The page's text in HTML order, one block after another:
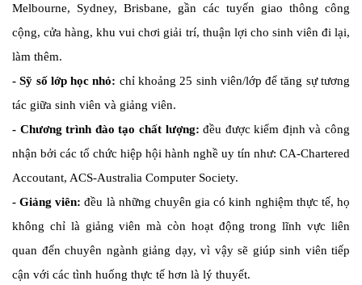
Melbourne, Sydney, Brisbane, gần các tuyến giao thông công
cộng, cửa hàng, khu vui chơi giải trí, thuận lợi cho sinh viên đi lại,
làm thêm.
- Sỹ số lớp học nhỏ: chỉ khoảng 25 sinh viên/lớp để tăng sự tương
tác giữa sinh viên và giảng viên.
- Chương trình đào tạo chất lượng: đều được kiểm định và công
nhận bởi các tổ chức hiệp hội hành nghề uy tín như: CA-Chartered
Accoutant, ACS-Australia Computer Society.
- Giảng viên: đều là những chuyên gia có kinh nghiệm thực tế, họ
không chỉ là giảng viên mà còn hoạt động trong lĩnh vực liên
quan đến chuyên ngành giảng dạy, vì vậy sẽ giúp sinh viên tiếp
cận với các tình huống thực tế hơn là lý thuyết.